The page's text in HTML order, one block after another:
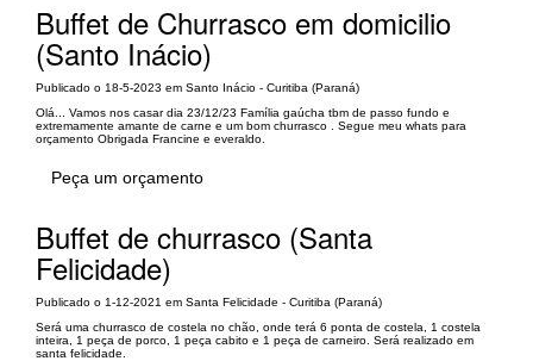
Buffet de Churrasco em domicilio
(Santo Inácio)
Publicado o 18-5-2023 em Santo Inácio - Curitiba (Paraná)
Olá... Vamos nos casar dia 23/12/23 Família gaúcha tbm de passo fundo e
extremamente amante de carne e um bom churrasco . Segue meu whats para
orçamento Obrigada Francine e everaldo.
Peça um orçamento
Buffet de churrasco (Santa
Felicidade)
Publicado o 1-12-2021 em Santa Felicidade - Curitiba (Paraná)
Será uma churrasco de costela no chão, onde terá 6 ponta de costela, 1 costela
inteira, 1 peça de porco, 1 peça cabito e 1 peça de carneiro. Será realizado em
santa felicidade.